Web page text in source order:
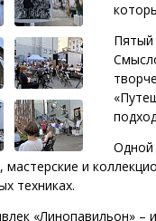
Пятый
Одной
мастерские и
техниках.
«Линопавильон»